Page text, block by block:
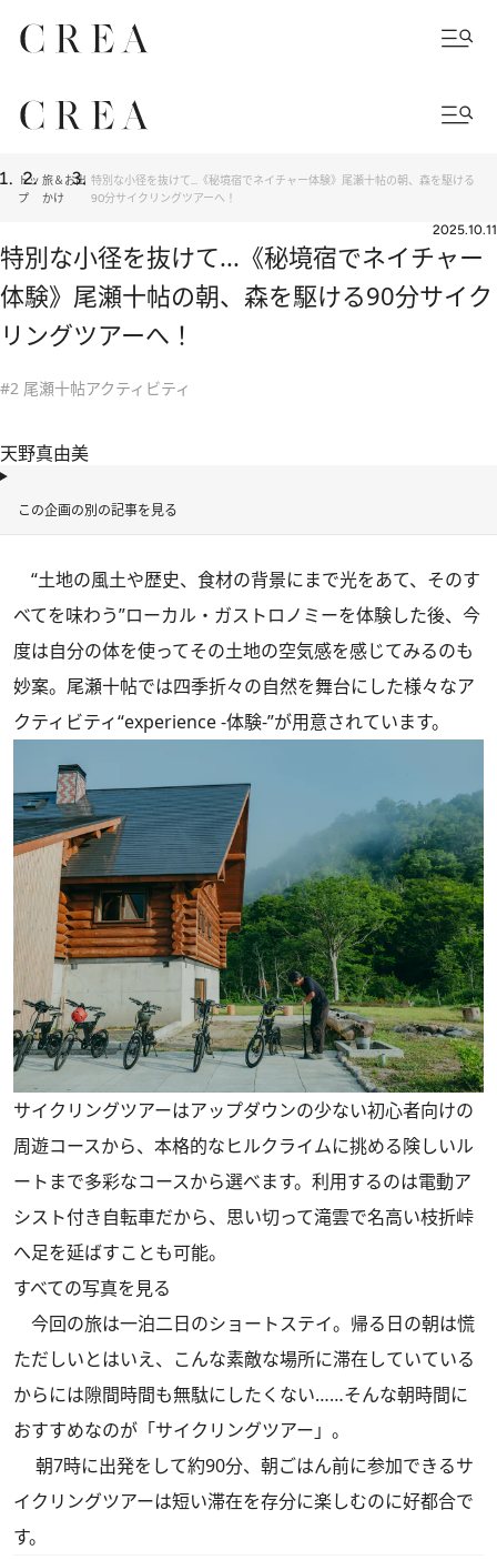
トッ
プ
旅＆お出
かけ
特別な小径を抜けて...《秘境宿でネイチャー体験》尾瀬十帖の朝、森を駆ける
90分サイクリングツアーへ！
2025.10.11
特別な小径を抜けて...《秘境宿でネイチャー
体験》尾瀬十帖の朝、森を駆ける90分サイク
リングツアーへ！
#2 尾瀬十帖アクティビティ
天野真由美
この企画の別の記事を見る
“土地の風土や歴史、食材の背景にまで光をあて、そのす
べてを味わう”ローカル・ガストロノミーを体験した後、今
度は自分の体を使ってその土地の空気感を感じてみるのも
妙案。尾瀬十帖では四季折々の自然を舞台にした様々なア
クティビティ“experience -体験-”が用意されています。
サイクリングツアーはアップダウンの少ない初心者向けの
周遊コースから、本格的なヒルクライムに挑める険しいル
ートまで多彩なコースから選べます。利用するのは電動ア
シスト付き自転車だから、思い切って滝雲で名高い枝折峠
へ足を延ばすことも可能。
すべての写真を見る
今回の旅は一泊二日のショートステイ。帰る日の朝は慌
ただしいとはいえ、こんな素敵な場所に滞在していている
からには隙間時間も無駄にしたくない……そんな朝時間に
おすすめなのが「サイクリングツアー」。
朝7時に出発をして約90分、朝ごはん前に参加できるサ
イクリングツアーは短い滞在を存分に楽しむのに好都合で
す。